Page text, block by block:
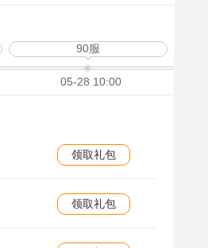
90服
05-28 10:00
领取礼包
领取礼包